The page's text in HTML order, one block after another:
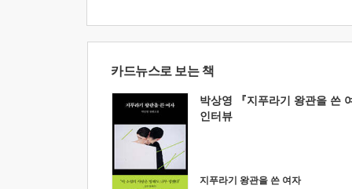
카드뉴스로 보는 책
박상영 『지푸라기 왕관을 쓴
인터뷰
지푸라기 왕관을 쓴 여자